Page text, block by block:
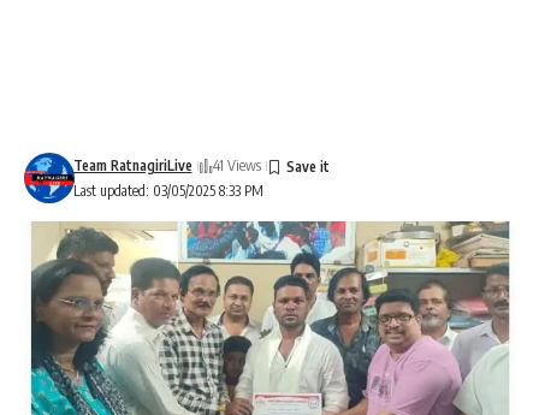
Last updated: 03/05/2025 8:33 PM
Team RatnagiriLive 41 Views